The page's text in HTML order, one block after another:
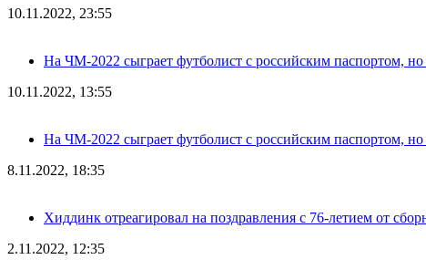
10.11.2022, 23:55
На ЧМ-2022 сыграет футболист с российским паспортом,
10.11.2022, 13:55
На ЧМ-2022 сыграет футболист с российским паспортом,
8.11.2022, 18:35
Хиддинк отреагировал на поздравления с 76-летием от
2.11.2022, 12:35